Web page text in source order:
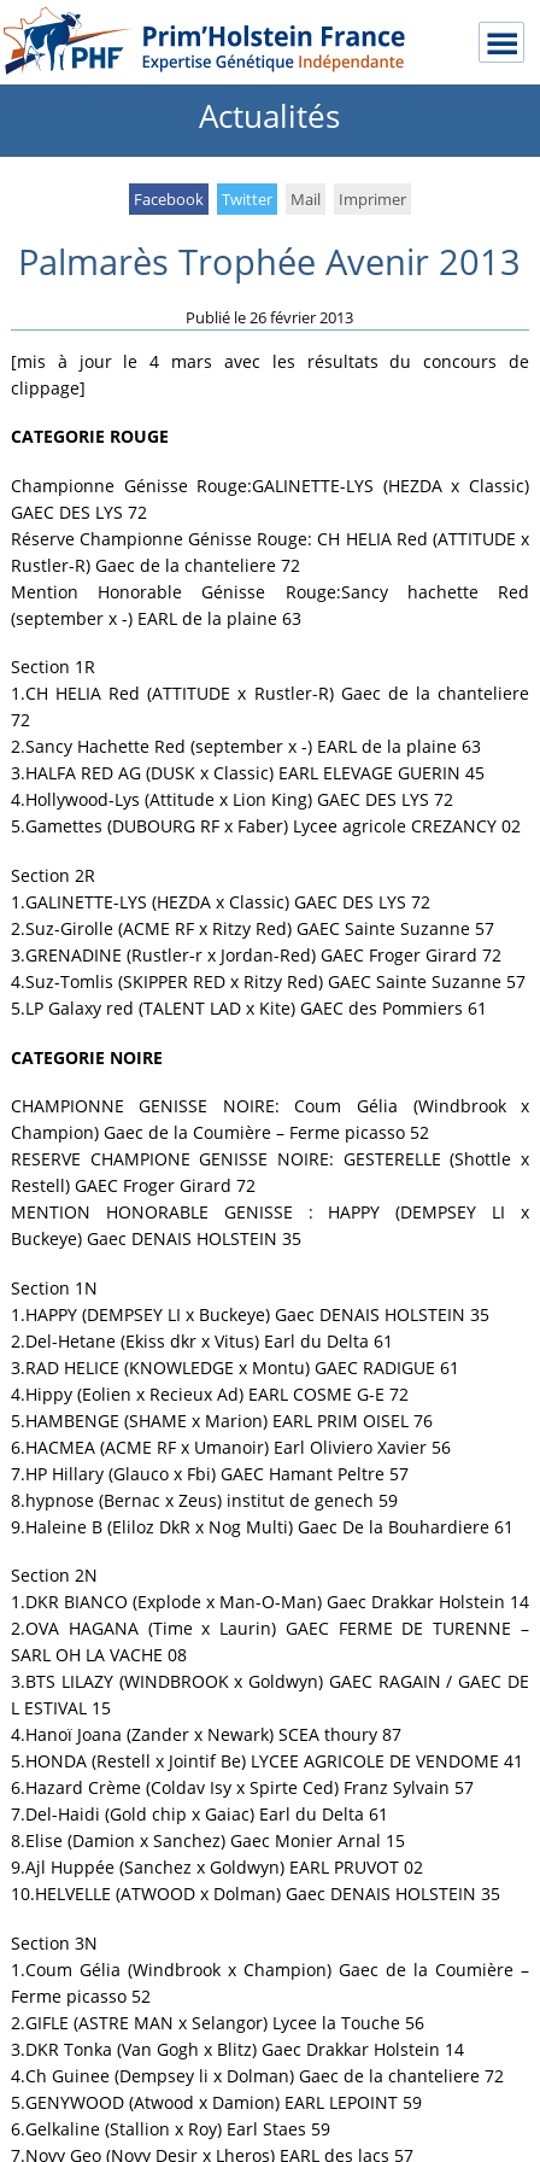
Actualités
Facebook Twitter Mail Imprimer
Palmarès Trophée Avenir 2013
Publié le26 février 2013
[mis à jour le 4 mars avec les résultats du concours de
clippage]
CATEGORIE ROUGE
Championne Génisse Rouge:GALINETTE-LYS (HEZDA x Classic)
GAEC DES LYS 72
Réserve Championne Génisse Rouge: CH HELIA Red (ATTITUDE x
Rustler-R) Gaec de la chanteliere 72
Mention Honorable Génisse Rouge:Sancy hachette Red
(september x -) EARL de la plaine 63
Section 1R
1.CH HELIA Red (ATTITUDE x Rustler-R) Gaec de la chanteliere
72
2.Sancy Hachette Red (september x -) EARL de la plaine 63
3.HALFA RED AG (DUSK x Classic) EARL ELEVAGE GUERIN 45
4.Hollywood-Lys (Attitude x Lion King) GAEC DES LYS 72
5.Gamettes (DUBOURG RF x Faber) Lycee agricole CREZANCY 02
Section 2R
1.GALINETTE-LYS (HEZDA x Classic) GAEC DES LYS 72
2.Suz-Girolle (ACME RF x Ritzy Red) GAEC Sainte Suzanne 57
3.GRENADINE (Rustler-r x Jordan-Red) GAEC Froger Girard 72
4.Suz-Tomlis (SKIPPER RED x Ritzy Red) GAEC Sainte Suzanne 57
5.LP Galaxy red (TALENT LAD x Kite) GAEC des Pommiers 61
CATEGORIE NOIRE
CHAMPIONNE GENISSE NOIRE: Coum Gélia (Windbrook x
Champion) Gaec de la Coumière – Ferme picasso 52
RESERVE CHAMPIONE GENISSE NOIRE: GESTERELLE (Shottle x
Restell) GAEC Froger Girard 72
MENTION HONORABLE GENISSE : HAPPY (DEMPSEY LI x
Buckeye) Gaec DENAIS HOLSTEIN 35
Section 1N
1.HAPPY (DEMPSEY LI x Buckeye) Gaec DENAIS HOLSTEIN 35
2.Del-Hetane (Ekiss dkr x Vitus) Earl du Delta 61
3.RAD HELICE (KNOWLEDGE x Montu) GAEC RADIGUE 61
4.Hippy (Eolien x Recieux Ad) EARL COSME G-E 72
5.HAMBENGE (SHAME x Marion) EARL PRIM OISEL 76
6.HACMEA (ACME RF x Umanoir) Earl Oliviero Xavier 56
7.HP Hillary (Glauco x Fbi) GAEC Hamant Peltre 57
8.hypnose (Bernac x Zeus) institut de genech 59
9.Haleine B (Eliloz DkR x Nog Multi) Gaec De la Bouhardiere 61
Section 2N
1.DKR BIANCO (Explode x Man-O-Man) Gaec Drakkar Holstein 14
2.OVA HAGANA (Time x Laurin) GAEC FERME DE TURENNE –
SARL OH LA VACHE 08
3.BTS LILAZY (WINDBROOK x Goldwyn) GAEC RAGAIN / GAEC DE
L ESTIVAL 15
4.Hanoï Joana (Zander x Newark) SCEA thoury 87
5.HONDA (Restell x Jointif Be) LYCEE AGRICOLE DE VENDOME 41
6.Hazard Crème (Coldav Isy x Spirte Ced) Franz Sylvain 57
7.Del-Haidi (Gold chip x Gaiac) Earl du Delta 61
8.Elise (Damion x Sanchez) Gaec Monier Arnal 15
9.Ajl Huppée (Sanchez x Goldwyn) EARL PRUVOT 02
10.HELVELLE (ATWOOD x Dolman) Gaec DENAIS HOLSTEIN 35
Section 3N
1.Coum Gélia (Windbrook x Champion) Gaec de la Coumière –
Ferme picasso 52
2.GIFLE (ASTRE MAN x Selangor) Lycee la Touche 56
3.DKR Tonka (Van Gogh x Blitz) Gaec Drakkar Holstein 14
4.Ch Guinee (Dempsey li x Dolman) Gaec de la chanteliere 72
5.GENYWOOD (Atwood x Damion) EARL LEPOINT 59
6.Gelkaline (Stallion x Roy) Earl Staes 59
7.Novy Geo (Novy Desir x Lheros) EARL des lacs 57